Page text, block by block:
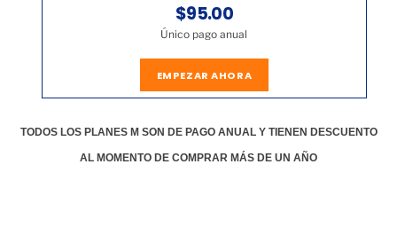
$95.00
Único pago anual
EMPEZAR AHORA
TODOS LOS PLANES M SON DE PAGO ANUAL Y TIENEN DESCUENTO
AL MOMENTO DE COMPRAR MÁS DE UN AÑO